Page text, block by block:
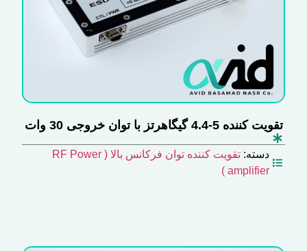
تقویت کننده 5-4.4 گیگاهرتز با توان خروجی 30 وات
دسته:
تقویت کننده توان فرکانس بالا ( RF Power
amplifier )